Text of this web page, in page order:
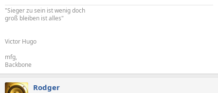
"Sieger zu sein ist wenig doch
groß bleiben ist alles"
Victor Hugo
mfg,
Backbone
Rodger